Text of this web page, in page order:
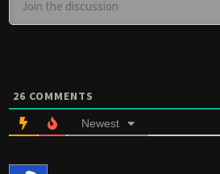
26 COMMENTS
Newest